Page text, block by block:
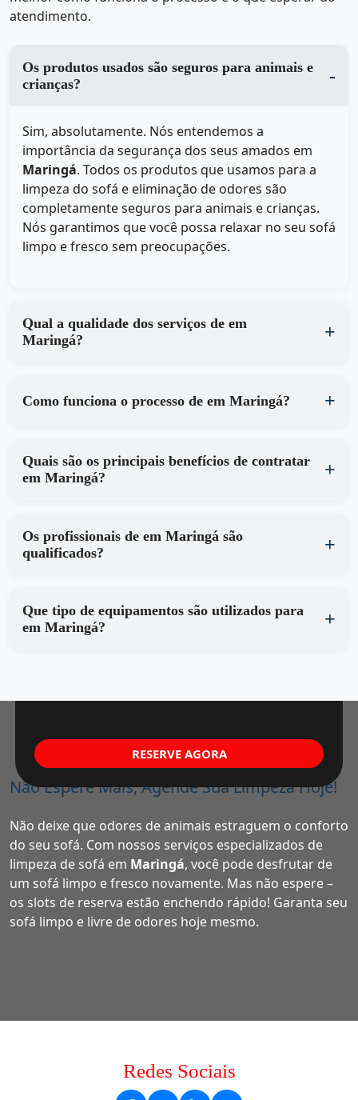
atendimento.
Os produtos usados são seguros para animais e
crianças?
Sim, absolutamente. Nós entendemos a
importância da segurança dos seus amados em
Maringá. Todos os produtos que usamos para a
limpeza do sofá e eliminação de odores são
completamente seguros para animais e crianças.
Nós garantimos que você possa relaxar no seu sofá
limpo e fresco sem preocupações.
Qual a qualidade dos serviços de em
Maringá?
Como funciona o processo de em Maringá?
Quais são os principais benefícios de contratar
em Maringá?
Os profissionais de em Maringá são
qualificados?
Que tipo de equipamentos são utilizados para
em Maringá?
Não Espere Mais, Agende Sua Limpeza Hoje!
Não deixe que odores de animais estraguem o conforto
do seu sofá. Com nossos serviços especializados de
limpeza de sofá em Maringá, você pode desfrutar de
um sofá limpo e fresco novamente. Mas não espere –
os slots de reserva estão enchendo rápido! Garanta seu
sofá limpo e livre de odores hoje mesmo.
RESERVE AGORA
Redes Sociais